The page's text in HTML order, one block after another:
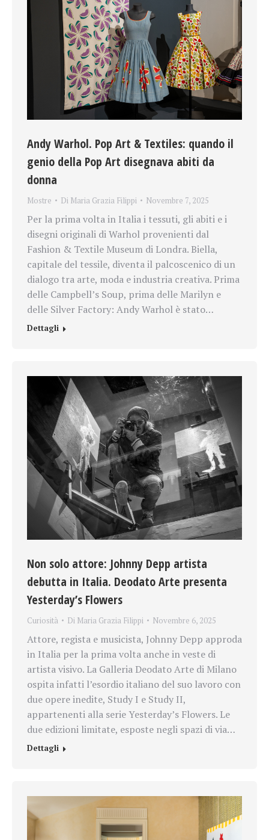
Andy Warhol. Pop Art & Textiles: quando il
genio della Pop Art disegnava abiti da
donna
Mostre Di Maria Grazia Filippi Novembre 7, 2025
Per la prima volta in Italia i tessuti, gli abiti e i
disegni originali di Warhol provenienti dal
Fashion & Textile Museum di Londra. Biella,
capitale del tessile, diventa il palcoscenico di un
dialogo tra arte, moda e industria creativa. Prima
delle Campbell’s Soup, prima delle Marilyn e
delle Silver Factory: Andy Warhol è stato…
Dettagli
Non solo attore: Johnny Depp artista
debutta in Italia. Deodato Arte presenta
Yesterday’s Flowers
Curiosità Di Maria Grazia Filippi Novembre 6, 2025
Attore, regista e musicista, Johnny Depp approda
in Italia per la prima volta anche in veste di
artista visivo. La Galleria Deodato Arte di Milano
ospita infatti l’esordio italiano del suo lavoro con
due opere inedite, Study I e Study II,
appartenenti alla serie Yesterday’s Flowers. Le
due edizioni limitate, esposte negli spazi di via…
Dettagli